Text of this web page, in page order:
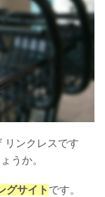
リンクレスです
うか。
グサイト です。